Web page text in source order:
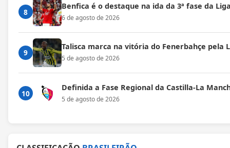
8
Benfica é o destaque na ida da 3ª fase da
6 de agosto de 2026
9
Talisca marca na vitória do Fenerbahçe pela
5 de agosto de 2026
10
Definida a Fase Regional da Castilla-La
5 de agosto de 2026